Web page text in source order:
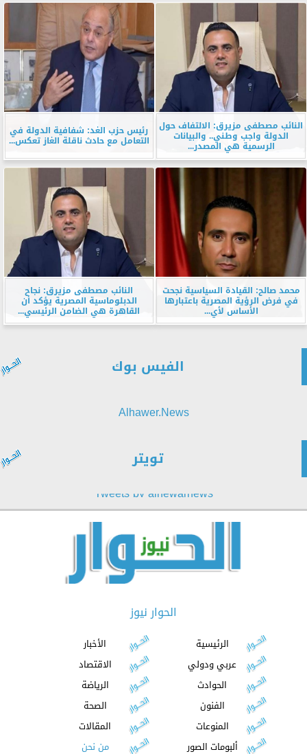
النائب مصطفى مزيرق: الالتفاف حول
الدولة واجب وطني.. والبيانات
الرسمية هي المصدر...
رئيس حزب الغد: شفافية الدولة في
التعامل مع حادث ناقلة الغاز تعكس...
محمد صالح: القيادة السياسية نجحت
في فرض الرؤية المصرية باعتبارها
الأساس لأي...
النائب مصطفى مزيرق: نجاح
الدبلوماسية المصرية يؤكد أن
القاهرة هي الضامن الرئيسي...
الفيس بوك
Alhawer.News
تويتر
Tweets by alhewarnews
الحوار نيوز
الرئيسية
الأخبار
عربي ودولي
الاقتصاد
الحوادث
الرياضة
الفنون
الصحة
المنوعات
المقالات
ألبومات الصور
من نحن